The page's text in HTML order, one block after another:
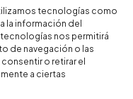
tecnologías como
la información del
nos permitirá
de navegación o las
o retirar el
a ciertas
Para
esta
a